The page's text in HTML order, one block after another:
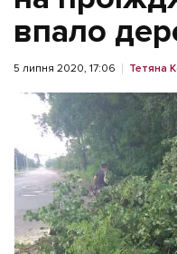
Бізнес
Життя
Культура
Афіша
ІНШЕ
Інтерв'ю
впало
5 липня 2020, 17:06 Тетяна